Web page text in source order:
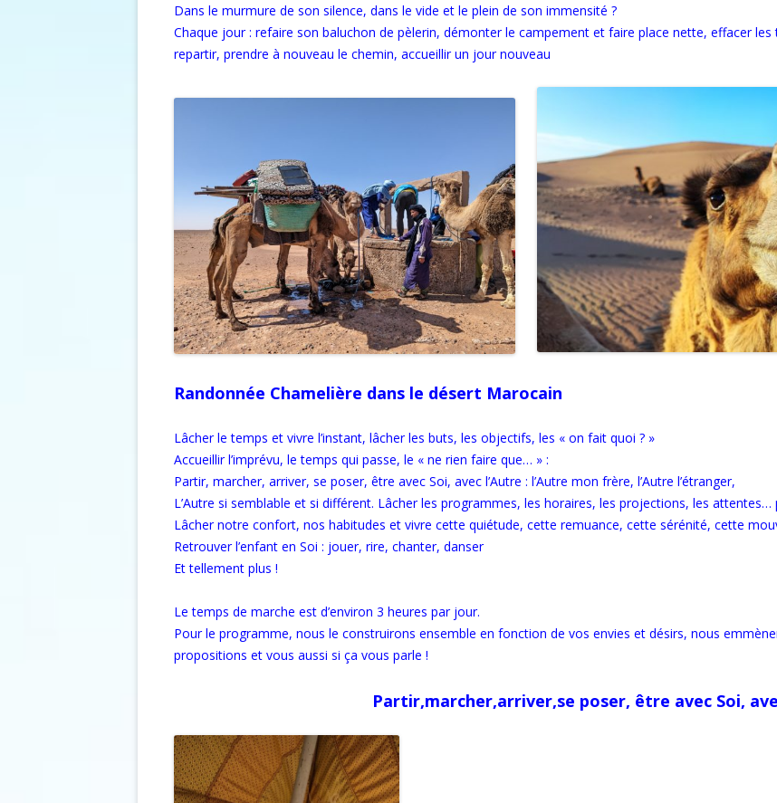
Dans le murmure de son silence, dans le vide et le plein de son immensité ?
Chaque jour : refaire son baluchon de pèlerin, démonter le campement et faire place nette, effacer
repartir, prendre à nouveau le chemin, accueillirun jour nouveau
Randonnée Chamelière dans le désert Marocain
Lâcher le temps et vivre l’instant, lâcher les buts, les objectifs, les « on fait quoi ? »
Accueillir l’imprévu, le temps qui passe, le « ne rien faire que… » :
Partir, marcher, arriver, se poser, être avec Soi, avec l’Autre : l’Autre mon frère, l’Autre l’étranger,
L’Autre si semblable et si différent. Lâcher les programmes, les horaires, les projections, les
Lâcher notre confort, nos habitudes et vivre cette quiétude, cette remuance, cette sérénité, cette
Retrouver l’enfant en Soi : jouer, rire, chanter, danser
Et tellement plus !
Le temps de marche est d’environ 3 heures par jour.
Pour le programme, nous le construirons ensemble en fonction de vos envies et désirs, nous
propositions et vous aussi si ça vous parle !
Partir,marcher,arriver,se poser, être avec Soi,